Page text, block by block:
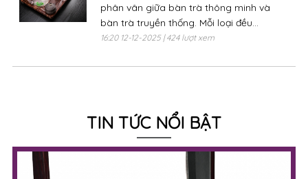
phân vân giữa bàn trà thông minh và
bàn trà truyền thống. Mỗi loại đều...
16:20 12-12-2025 | 424 lượt xem
TIN TỨC NỔI BẬT